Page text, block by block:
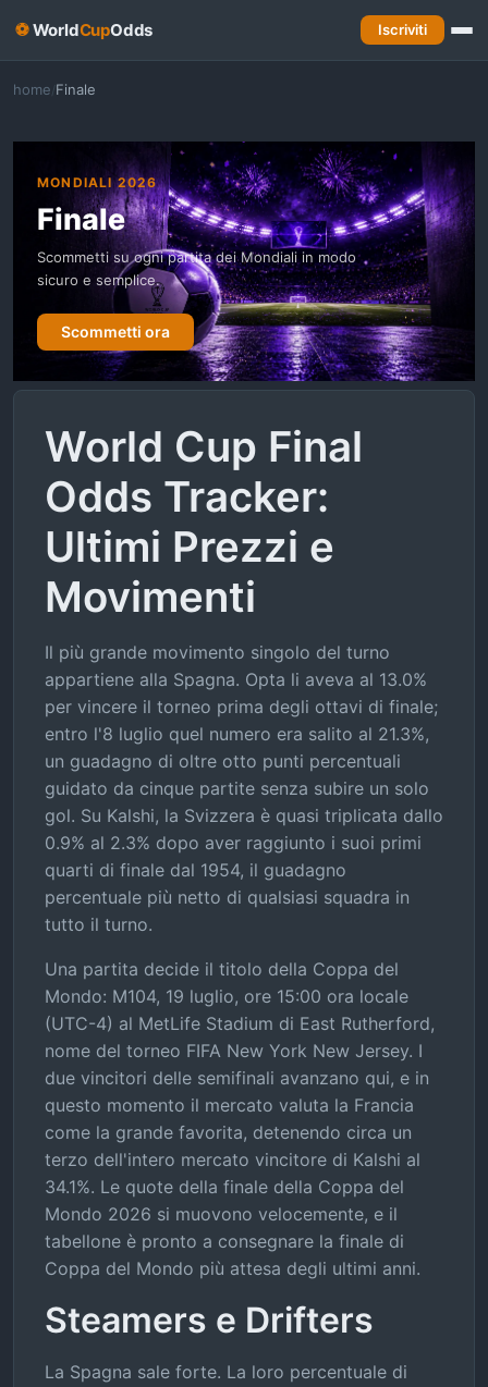
⚽WorldCupOdds Iscriviti
home/ Finale
MONDIALI 2026
Finale
Scommetti su ogni partita dei Mondiali in modo
sicuro e semplice.
Scommetti ora
World Cup Final
Odds Tracker:
Ultimi Prezzi e
Movimenti
Il più grande movimento singolo del turno
appartiene alla Spagna. Opta li aveva al 13.0%
per vincere il torneo prima degli ottavi di finale;
entro l'8 luglio quel numero era salito al 21.3%,
un guadagno di oltre otto punti percentuali
guidato da cinque partite senza subire un solo
gol. Su Kalshi, la Svizzera è quasi triplicata dallo
0.9% al 2.3% dopo aver raggiunto i suoi primi
quarti di finale dal 1954, il guadagno
percentuale più netto di qualsiasi squadra in
tutto il turno.
Una partita decide il titolo della Coppa del
Mondo: M104, 19 luglio, ore 15:00 ora locale
(UTC-4) al MetLife Stadium di East Rutherford,
nome del torneo FIFA New York New Jersey. I
due vincitori delle semifinali avanzano qui, e in
questo momento il mercato valuta la Francia
come la grande favorita, detenendo circa un
terzo dell'intero mercato vincitore di Kalshi al
34.1%. Le quote della finale della Coppa del
Mondo 2026 si muovono velocemente, e il
tabellone è pronto a consegnare la finale di
Coppa del Mondo più attesa degli ultimi anni.
Steamers e Drifters
La Spagna sale forte. La loro percentuale di